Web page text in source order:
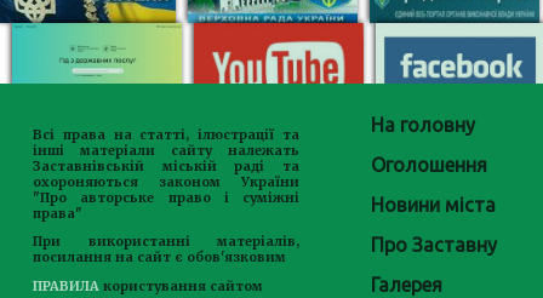
Всі права на статті, ілюстрації та
інші матеріали сайту належать
Заставнівській міській раді та
охороняються законом України
"Про авторське право і суміжні
права"
При використанні матеріалів,
посилання на сайт є обов'язковим
ПРАВИЛА користування сайтом
На головну
Оголошення
Новини міста
Про Заставну
Галерея